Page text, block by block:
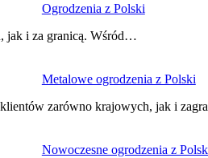
Ogrodzenia z Polski
jak i za granicą. Wśród…
Metalowe ogrodzenia z Polski
zarówno krajowych, jak i
Nowoczesne ogrodzenia z